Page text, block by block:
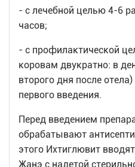
- с лечебной целью 4-6
часов;
- с профилактической
коровам двукратно: в
второго дня после
первого введения.
Перед введением
обрабатывают
этого Ихтиглювит
Жанэ с надетой